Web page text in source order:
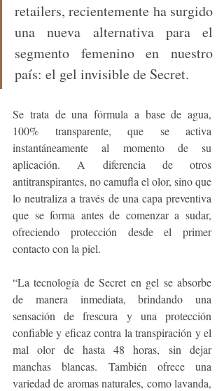
retailers, recientemente ha surgido
una nueva alternativa para el
segmento femenino en nuestro
país: el gel invisible de Secret.
Se trata de una fórmula a base de agua,
100% transparente, que se activa
instantáneamente al momento de su
aplicación. A diferencia de otros
antitranspirantes, no camufla el olor, sino que
lo neutraliza a través de una capa preventiva
que se forma antes de comenzar a sudar,
ofreciendo protección desde el primer
contacto con la piel.
“La tecnología de Secret en gel se absorbe
de manera inmediata, brindando una
sensación de frescura y una protección
confiable y eficaz contra la transpiración y el
mal olor de hasta 48 horas, sin dejar
manchas blancas. También ofrece una
variedad de aromas naturales, como lavanda,